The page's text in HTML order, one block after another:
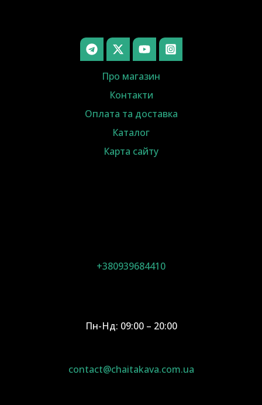
Про магазин
Контакти
Оплата та доставка
Каталог
Карта сайту
+380939684410
Пн-Нд: 09:00 – 20:00
contact@chaitakava.com.ua